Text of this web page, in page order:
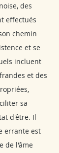
des
effectués
chemin
et se
incluent
et des
sa
d'être. Il
errante est
de l'âme